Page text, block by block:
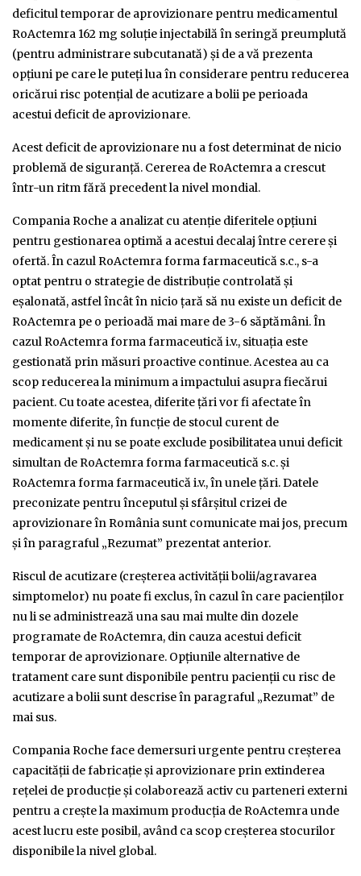
deficitul temporar de aprovizionare pentru medicamentul
RoActemra 162 mg soluţie injectabilă în seringă preumplută
(pentru administrare subcutanată) şi de a vă prezenta
opţiuni pe care le puteţi lua în considerare pentru reducerea
oricărui risc potenţial de acutizare a bolii pe perioada
acestui deficit de aprovizionare.
Acest deficit de aprovizionare nu a fost determinat de nicio
problemă de siguranţă. Cererea de RoActemra a crescut
într-un ritm fără precedent la nivel mondial.
Compania Roche a analizat cu atenţie diferitele opţiuni
pentru gestionarea optimă a acestui decalaj între cerere şi
ofertă. În cazul RoActemra forma farmaceutică s.c., s-a
optat pentru o strategie de distribuţie controlată şi
eşalonată, astfel încât în nicio ţară să nu existe un deficit de
RoActemra pe o perioadă mai mare de 3-6 săptămâni. În
cazul RoActemra forma farmaceutică i.v., situaţia este
gestionată prin măsuri proactive continue. Acestea au ca
scop reducerea la minimum a impactului asupra fiecărui
pacient. Cu toate acestea, diferite ţări vor fi afectate în
momente diferite, în funcţie de stocul curent de
medicament şi nu se poate exclude posibilitatea unui deficit
simultan de RoActemra forma farmaceutică s.c. şi
RoActemra forma farmaceutică i.v., în unele ţări. Datele
preconizate pentru începutul şi sfârşitul crizei de
aprovizionare în România sunt comunicate mai jos, precum
şi în paragraful „Rezumat” prezentat anterior.
Riscul de acutizare (creşterea activităţii bolii/agravarea
simptomelor) nu poate fi exclus, în cazul în care pacienţilor
nu li se administrează una sau mai multe din dozele
programate de RoActemra, din cauza acestui deficit
temporar de aprovizionare. Opţiunile alternative de
tratament care sunt disponibile pentru pacienţii cu risc de
acutizare a bolii sunt descrise în paragraful „Rezumat” de
mai sus.
Compania Roche face demersuri urgente pentru creşterea
capacităţii de fabricaţie şi aprovizionare prin extinderea
reţelei de producţie şi colaborează activ cu parteneri externi
pentru a creşte la maximum producţia de RoActemra unde
acest lucru este posibil, având ca scop creşterea stocurilor
disponibile la nivel global.